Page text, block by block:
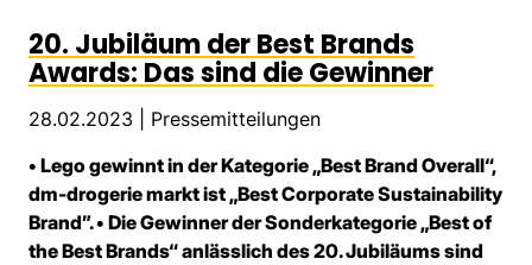
20. Jubiläum der Best Brands
Awards: Das sind die Gewinner
28.02.2023 | Pressemitteilungen
• Lego gewinnt in der Kategorie „Best Brand Overall“,
dm-drogerie markt ist „Best Corporate Sustainability
Brand”. • Die Gewinner der Sonderkategorie „Best of
the Best Brands“ anlässlich des 20. Jubiläums sind